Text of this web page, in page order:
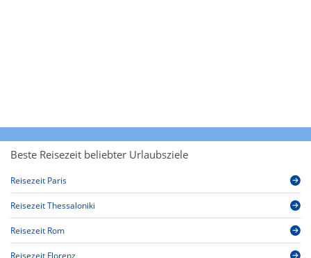
Beste Reisezeit beliebter Urlaubsziele
Reisezeit Paris
Reisezeit Thessaloniki
Reisezeit Rom